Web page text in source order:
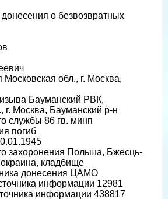
о безвозвратных
обл., г. Москва,
Бауманский РВК,
г. Москва, Бауманский р-н
службы 86 гв. минп
погиб
захоронения Польша, Бжесць-
кладбище
донесения ЦАМО
информации 12981
информации 438817